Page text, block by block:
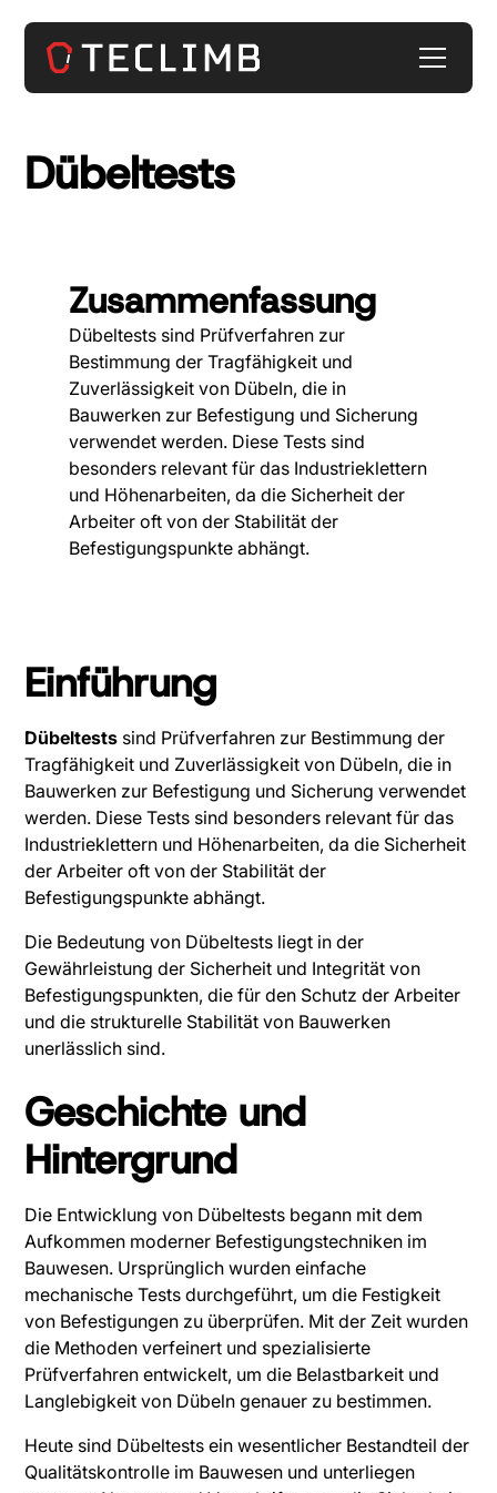
Dübeltests
Zusammenfassung
Dübeltests sind Prüfverfahren zur
Bestimmung der Tragfähigkeit und
Zuverlässigkeit von Dübeln, die in
Bauwerken zur Befestigung und Sicherung
verwendet werden. Diese Tests sind
besonders relevant für das Industrieklettern
und Höhenarbeiten, da die Sicherheit der
Arbeiter oft von der Stabilität der
Befestigungspunkte abhängt.
Einführung
Dübeltests sind Prüfverfahren zur Bestimmung der
Tragfähigkeit und Zuverlässigkeit von Dübeln, die in
Bauwerken zur Befestigung und Sicherung verwendet
werden. Diese Tests sind besonders relevant für das
Industrieklettern und Höhenarbeiten, da die Sicherheit
der Arbeiter oft von der Stabilität der
Befestigungspunkte abhängt.
Die Bedeutung von Dübeltests liegt in der
Gewährleistung der Sicherheit und Integrität von
Befestigungspunkten, die für den Schutz der Arbeiter
und die strukturelle Stabilität von Bauwerken
unerlässlich sind.
Geschichte und
Hintergrund
Die Entwicklung von Dübeltests begann mit dem
Aufkommen moderner Befestigungstechniken im
Bauwesen. Ursprünglich wurden einfache
mechanische Tests durchgeführt, um die Festigkeit
von Befestigungen zu überprüfen. Mit der Zeit wurden
die Methoden verfeinert und spezialisierte
Prüfverfahren entwickelt, um die Belastbarkeit und
Langlebigkeit von Dübeln genauer zu bestimmen.
Heute sind Dübeltests ein wesentlicher Bestandteil der
Qualitätskontrolle im Bauwesen und unterliegen